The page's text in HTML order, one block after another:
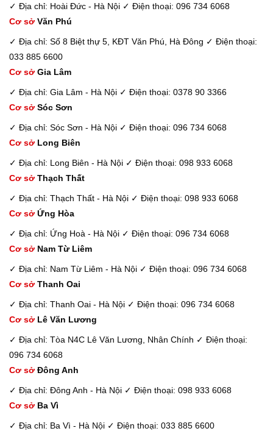
✓ Địa chỉ: Hoài Đức - Hà Nội ✓ Điện thoại: 096 734 6068
Cơ sở Văn Phú
✓ Địa chỉ: Số 8 Biệt thự 5, KĐT Văn Phú, Hà Đông ✓ Điện thoại:
033 885 6600
Cơ sở Gia Lâm
✓ Địa chỉ: Gia Lâm - Hà Nội ✓ Điện thoại: 0378 90 3366
Cơ sở Sóc Sơn
✓ Địa chỉ: Sóc Sơn - Hà Nội ✓ Điện thoại: 096 734 6068
Cơ sở Long Biên
✓ Địa chỉ: Long Biên - Hà Nội ✓ Điện thoại: 098 933 6068
Cơ sở Thạch Thất
✓ Địa chỉ: Thạch Thất - Hà Nội ✓ Điện thoại: 098 933 6068
Cơ sở Ứng Hòa
✓ Địa chỉ: Ứng Hoà - Hà Nội ✓ Điện thoại: 096 734 6068
Cơ sở Nam Từ Liêm
✓ Địa chỉ: Nam Từ Liêm - Hà Nội ✓ Điện thoại: 096 734 6068
Cơ sở Thanh Oai
✓ Địa chỉ: Thanh Oai - Hà Nội ✓ Điện thoại: 096 734 6068
Cơ sở Lê Văn Lương
✓ Địa chỉ: Tòa N4C Lê Văn Lương, Nhân Chính ✓ Điện thoại:
096 734 6068
Cơ sở Đông Anh
✓ Địa chỉ: Đông Anh - Hà Nội ✓ Điện thoại: 098 933 6068
Cơ sở Ba Vì
✓ Địa chỉ: Ba Vì - Hà Nội ✓ Điện thoại: 033 885 6600